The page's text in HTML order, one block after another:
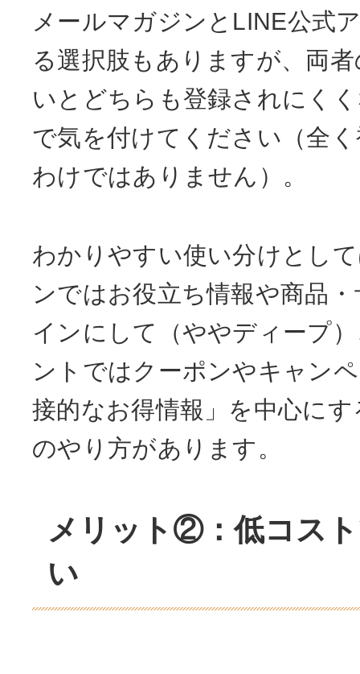
メールマガジンとLINE公式
る選択肢もありますが、両
いとどちらも登録されにく
で気を付けてください（全
わけではありません）。
わかりやすい使い分けとし
ンではお役立ち情報や商品
インにして（ややディープ
ントではクーポンやキャン
接的なお得情報」を中心に
のやり方があります。
メリット②：低コス
い